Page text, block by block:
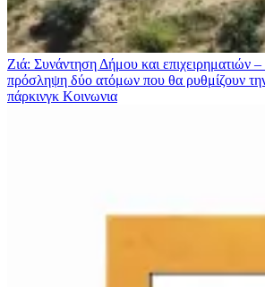
Ζιά: Συνάντηση Δήμου και επιχειρηματιών
πρόσληψη δύο ατόμων που θα ρυθμίζουν
πάρκινγκ Κοινωνια